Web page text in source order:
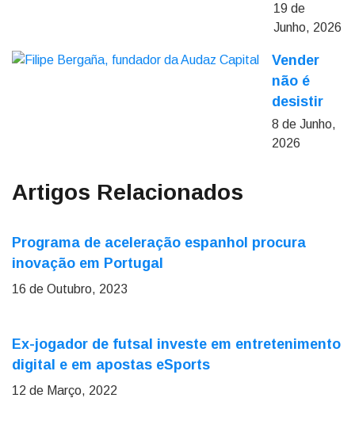
19 de
Junho, 2026
Vender
não é
desistir
8 de Junho,
2026
Artigos Relacionados
Programa de aceleração espanhol procura
inovação em Portugal
16 de Outubro, 2023
Ex-jogador de futsal investe em entretenimento
digital e em apostas eSports
12 de Março, 2022